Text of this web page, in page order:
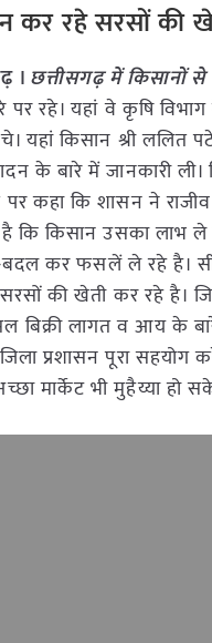
कर रहे सरसों
।छत्तीसगढ़ में किसानों
रहे। यहां वे कृषि
किसान श्री ललित
के बारे में जानकारी
पर कहा कि शासन ने
कि किसान उसका लाभ ले
कर फसलें ले रहे है। सीईओ
की खेती कर रहे है।
बिक्री लागत व आय के
प्रशासन पूरा सहयोग
मार्केट भी मुहैय्या हो